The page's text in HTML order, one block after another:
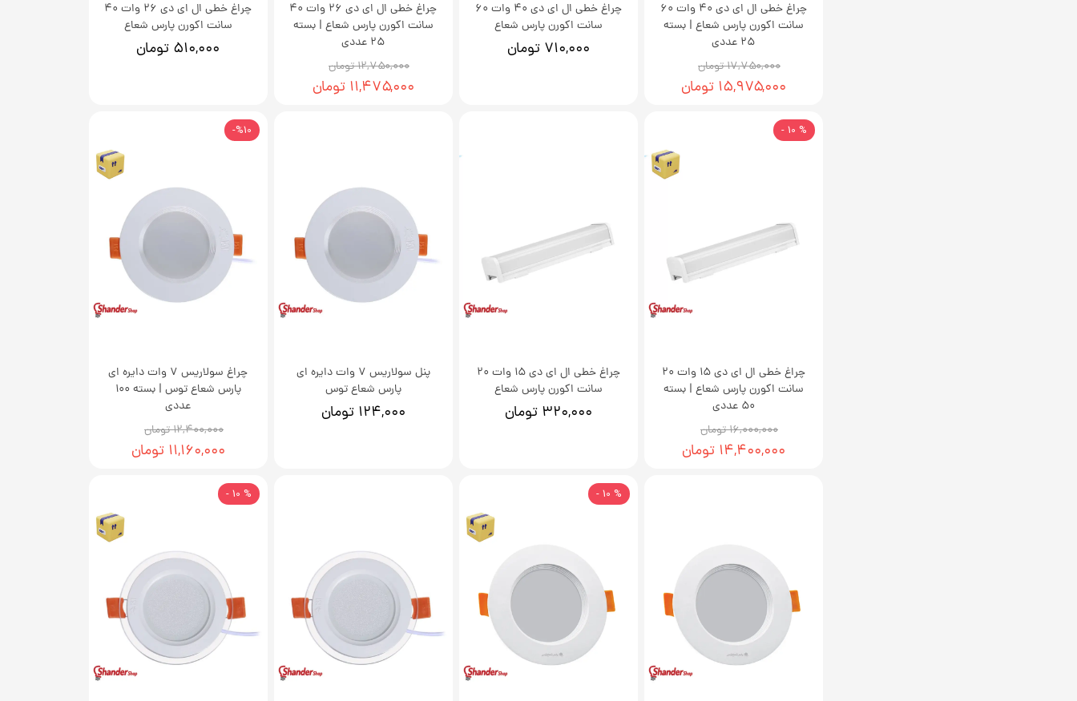
چراغ خطی ال ای دی 40 وات 60
سانت اکورن پارس شعاع | بسته
25 عددی
۱۷,۷۵۰,۰۰۰ تومان
۱۵,۹۷۵,۰۰۰ تومان
چراغ خطی ال ای دی 40 وات 60
سانت اکورن پارس شعاع
۷۱۰,۰۰۰ تومان
چراغ خطی ال ای دی 26 وات 40
سانت اکورن پارس شعاع | بسته
25 عددی
۱۲,۷۵۰,۰۰۰ تومان
۱۱,۴۷۵,۰۰۰ تومان
چراغ خطی ال ای دی 26 وات 40
سانت اکورن پارس شعاع
۵۱۰,۰۰۰ تومان
چراغ خطی ال ای دی 15 وات 20
سانت اکورن پارس شعاع | بسته
50 عددی
۱۶,۰۰۰,۰۰۰ تومان
۱۴,۴۰۰,۰۰۰ تومان
% 10 -
چراغ خطی ال ای دی 15 وات 20
سانت اکورن پارس شعاع
۳۲۰,۰۰۰ تومان
پنل سولاریس 7 وات دایره ای
پارس شعاع توس
۱۲۴,۰۰۰ تومان
چراغ سولاریس 7 وات دایره ای
پارس شعاع توس | بسته 100
عددی
۱۲,۴۰۰,۰۰۰ تومان
۱۱,۱۶۰,۰۰۰ تومان
%10-
% 10 -
% 10 -